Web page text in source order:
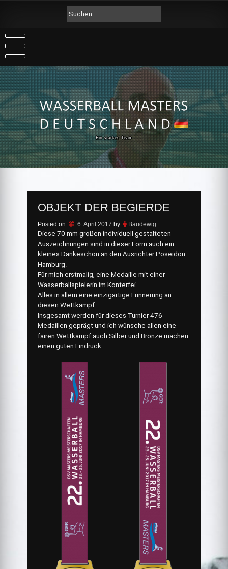
nach:
Ein starkes Team
OBJEKT DER BEGIERDE
Posted on 6. April 2017 by Baudewig
Diese 70 mm großen individuell gestalteten
Auszeichnungen sind in dieser Form auch ein
kleines Dankeschön an den Ausrichter Poseidon
Hamburg.
Für mich erstmalig, eine Medaille mit einer
Wasserballspielerin im Konterfei.
Alles in allem eine einzigartige Erinnerung an
diesen Wettkampf.
Insgesamt werden für dieses Turnier 476
Medaillen geprägt und ich wünsche allen eine
fairen Wettkampf auch Silber und Bronze machen
einen guten Eindruck.